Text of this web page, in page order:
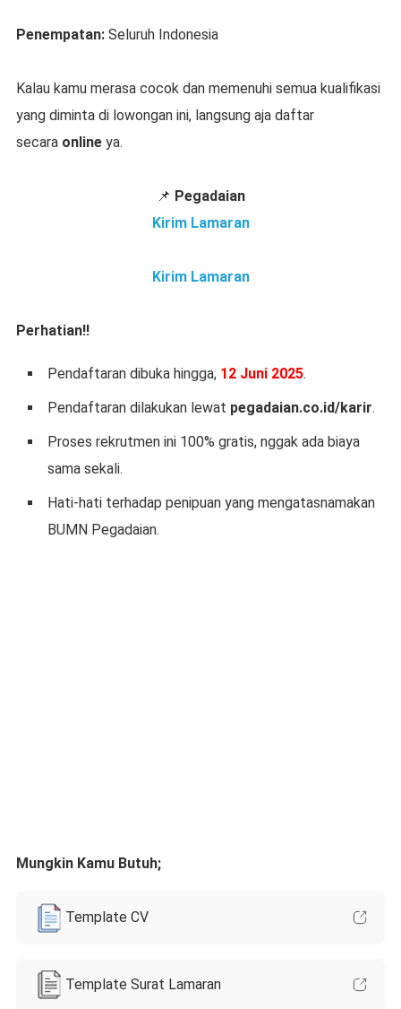
Penempatan: Seluruh Indonesia
Kalau kamu merasa cocok dan memenuhi semua kualifikasi
yang diminta di lowongan ini, langsung aja daftar
secara online ya.
📌 Pegadaian
Kirim Lamaran
Kirim Lamaran
Perhatian!!
Pendaftaran dibuka hingga, 12 Juni 2025.
Pendaftaran dilakukan lewat pegadaian.co.id/karir.
Proses rekrutmen ini 100% gratis, nggak ada biaya
sama sekali.
Hati-hati terhadap penipuan yang mengatasnamakan
BUMN Pegadaian.
Mungkin Kamu Butuh;
Template CV
Template Surat Lamaran